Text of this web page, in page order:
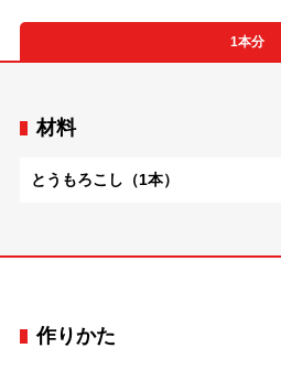
1本分
材料
とうもろこし（1本）
作りかた